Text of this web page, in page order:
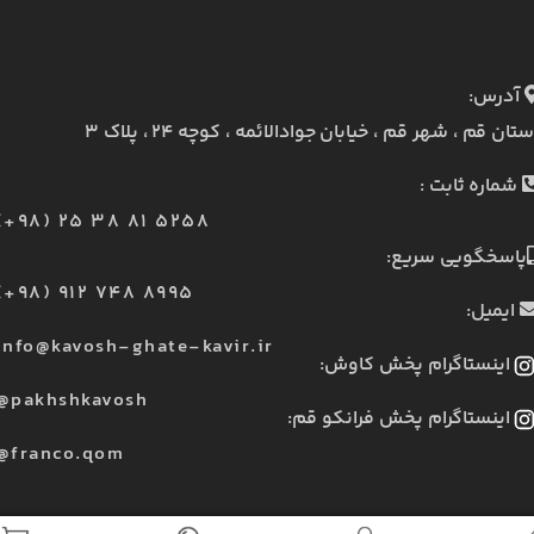
آدرس:
قم ، شهر قم ، خیابان جوادالائمه ، کوچه ۲۴ ، پلاک ۳
شماره ثابت :
25 38 81 5258
پاسخگویی سریع:
912 748 8995
ایمیل:
ghate-kavir.ir
اینستاگرام پخش کاوش:
اینستاگرام پخش فرانکو قم: